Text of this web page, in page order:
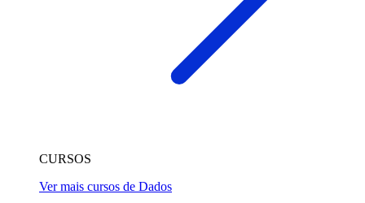
CURSOS
Ver mais cursos de Dados